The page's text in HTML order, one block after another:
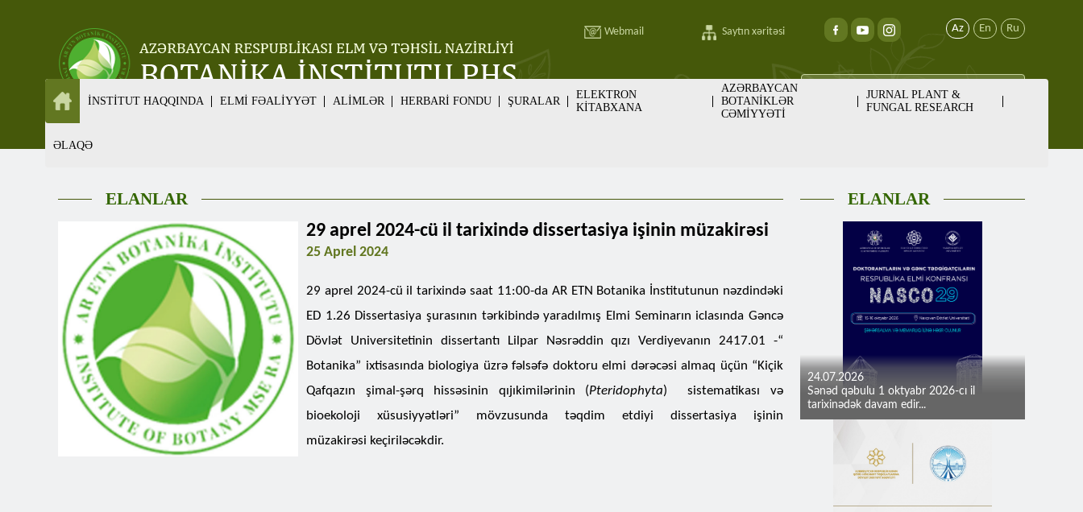
Webmail Saytın xəritəsi Az En Ru
İNSTİTUT HAQQINDA ELMİ FƏALİYYƏT ALİMLƏR HERBARİ FONDU ŞURALAR
ELEKTRON
KİTABXANA
AZƏRBAYCAN
BOTANİKLƏR
CƏMİYYƏTİ
JURNAL PLANT &
FUNGAL RESEARCH
ƏLAQƏ
ELANLAR
29 aprel 2024-cü il tarixində dissertasiya işinin müzakirəsi
25 Aprel 2024
29 aprel 2024-cü il tarixində saat 11:00-da AR ETN Botanika İnstitutunun nəzdindəki
ED 1.26 Dissertasiya şurasının tərkibində yaradılmış Elmi Seminarın iclasında Gəncə
Dövlət Universitetinin dissertantı
Lilpar Nəsrəddin qızı Verdiyevanın2417.01 -“
Botanika” ixtisasında biologiya üzrə fəlsəfə doktoru elmi dərəcəsi almaq üçün “Kiçik
Qafqazın şimal-şərq hissəsinin qıjıkimilərinin (Pteridophyta) sistematikası və
bioekoloji xüsusiyyətləri”
mövzusunda təqdim etdiyi dissertasiya işinin
müzakirəsi keçiriləcəkdir.
ELANLAR
24.07.2026
Sənəd qəbulu 1 oktyabr 2026-cı il
tarixinədək davam edir...